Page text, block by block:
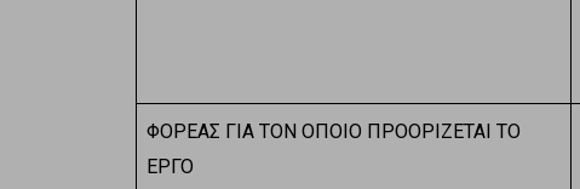
ΦΟΡΕΑΣ ΓΙΑ ΤΟΝ ΟΠΟΙΟ ΠΡΟΟΡΙΖΕΤΑΙ ΤΟ
ΕΡΓΟ